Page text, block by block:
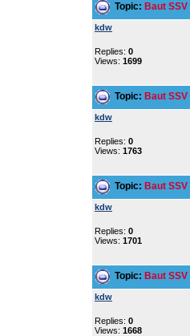
Topic: Baut
kdw
Replies: 0
Views: 1699
Topic: Baut
kdw
Replies: 0
Views: 1763
Topic: Baut
kdw
Replies: 0
Views: 1701
Topic: Baut
kdw
Replies: 0
Views: 1668